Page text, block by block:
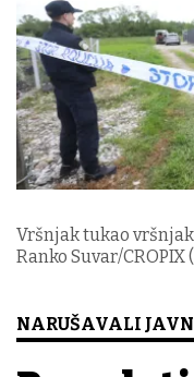
Vršnjak tukao
Ranko Suvar/
NARUŠAVALI